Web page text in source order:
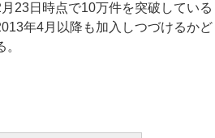
23日時点で10万件を突破している
年4月以降も加入しつづけるかど